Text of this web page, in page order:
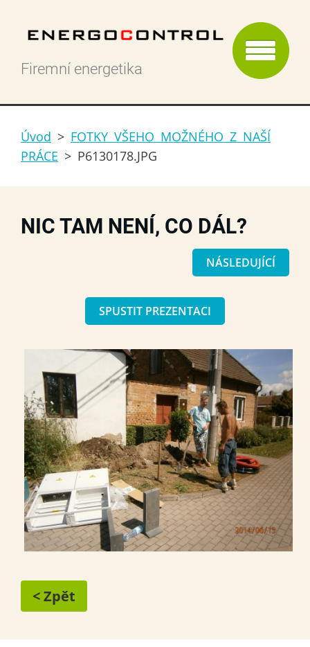
Firemní energetika
Úvod > FOTKY VŠEHO MOŽNÉHO Z NAŠÍ
PRÁCE > P6130178.JPG
NIC TAM NENÍ, CO DÁL?
NÁSLEDUJÍCÍ
SPUSTIT PREZENTACI
< Zpět